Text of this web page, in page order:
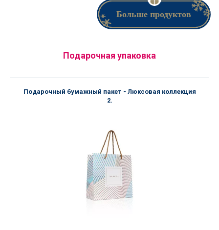
Больше продуктов
Подарочная упаковка
Подарочный бумажный пакет - Люксовая коллекция
2.